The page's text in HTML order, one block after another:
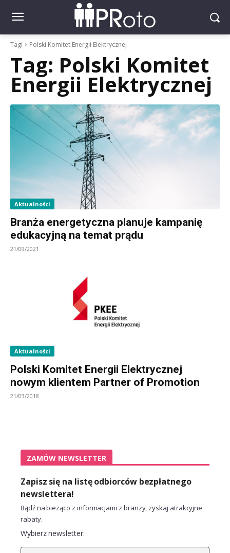
Tagi Polski Komitet Energii Elektrycznej
Tag: Polski Komitet
Energii Elektrycznej
Aktualności
Branża energetyczna planuje kampanię
edukacyjną na temat prądu
21/09/2021
Aktualności
Polski Komitet Energii Elektrycznej
nowym klientem Partner of Promotion
21/03/2018
ZAMÓW NEWSLETTER
Zapisz się na listę odbiorców bezpłatnego
newslettera!
Bądź na bieżąco z informacjami z branży, zyskaj atrakcyjne
rabaty.
Wybierz newsletter: